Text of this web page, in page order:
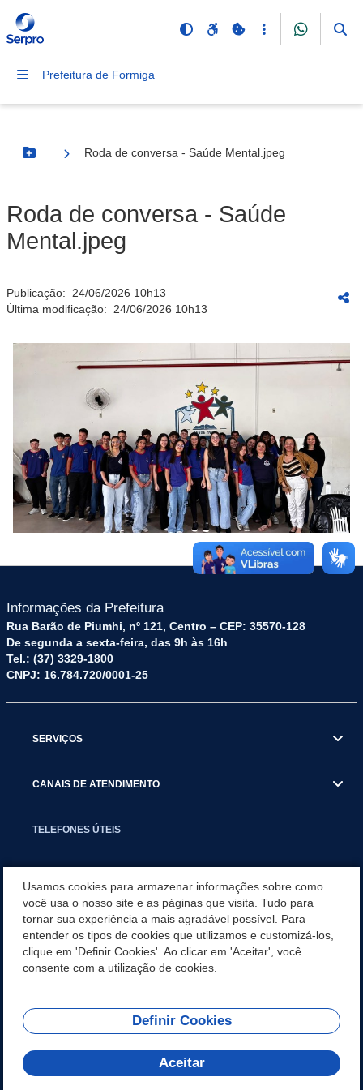
Prefeitura de Formiga
Botão Menu
Roda de conversa - Saúde Mental.jpeg
Roda de conversa - Saúde
Mental.jpeg
Publicação: 24/06/2026 10h13
Última modificação: 24/06/2026 10h13
Informações da Prefeitura
Rua Barão de Piumhi, nº 121, Centro – CEP: 35570-128
De segunda a sexta-feira, das 9h às 16h
Tel.: (37) 3329-1800
CNPJ: 16.784.720/0001-25
SERVIÇOS
CANAIS DE ATENDIMENTO
TELEFONES ÚTEIS
NOTÍCIAS
APLICATIVO
REDES SOCIAIS
Usamos cookies para armazenar informações sobre como
você usa o nosso site e as páginas que visita. Tudo para
tornar sua experiência a mais agradável possível. Para
entender os tipos de cookies que utilizamos e customizá-los,
clique em 'Definir Cookies'. Ao clicar em 'Aceitar', você
consente com a utilização de cookies.
Definir Cookies
Aceitar